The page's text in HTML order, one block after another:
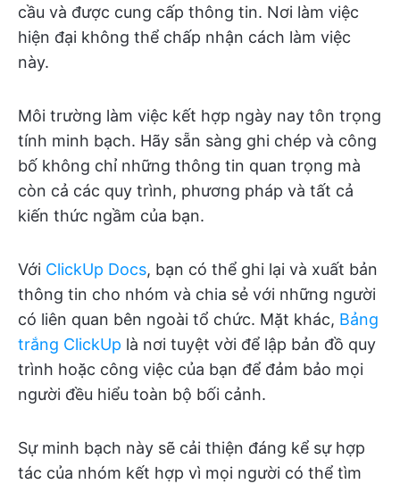
cầu và được cung cấp thông tin. Nơi làm việc
hiện đại không thể chấp nhận cách làm việc
này.
Môi trường làm việc kết hợp ngày nay tôn trọng
tính minh bạch. Hãy sẵn sàng ghi chép và công
bố không chỉ những thông tin quan trọng mà
còn cả các quy trình, phương pháp và tất cả
kiến thức ngầm của bạn.
Với ClickUp Docs, bạn có thể ghi lại và xuất bản
thông tin cho nhóm và chia sẻ với những người
có liên quan bên ngoài tổ chức. Mặt khác, Bảng
trắng ClickUp là nơi tuyệt vời để lập bản đồ quy
trình hoặc công việc của bạn để đảm bảo mọi
người đều hiểu toàn bộ bối cảnh.
Sự minh bạch này sẽ cải thiện đáng kể sự hợp
tác của nhóm kết hợp vì mọi người có thể tìm